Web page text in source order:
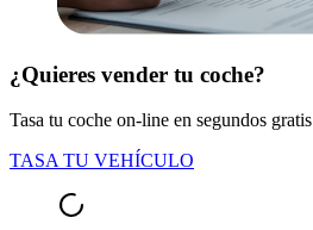
¿Quieres vender tu coche?
Tasa tu coche on-line en segundos gratis
TASA TU VEHÍCULO